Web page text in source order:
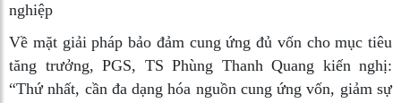
nghiệp
Về mặt giải pháp bảo đảm cung ứng đủ vốn cho mục tiêu
tăng trưởng, PGS, TS Phùng Thanh Quang kiến nghị:
“Thứ nhất, cần đa dạng hóa nguồn cung ứng vốn, giảm sự